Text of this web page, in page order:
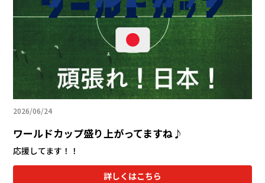
2026/06/24
ワールドカップ盛り上がってますね♪
応援してます！！
詳しくはこちら